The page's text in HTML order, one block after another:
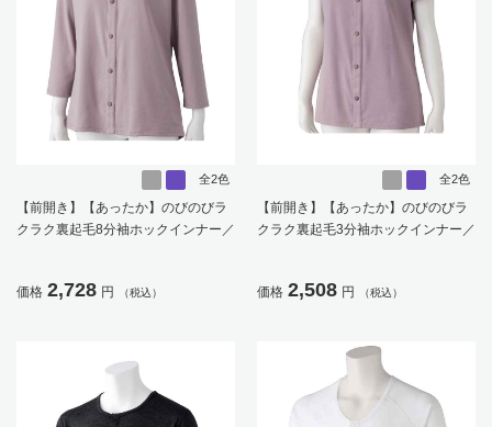
全2色
【前開き】【あったか】のびのびラ
クラク裏起毛8分袖ホックインナー／
後ろ長め【CF】
価格 2,728 円 （税込）
全2色
【前開き】【あったか】のびのびラ
クラク裏起毛3分袖ホックインナー／
記入欄付【CF】
価格 2,508 円 （税込）